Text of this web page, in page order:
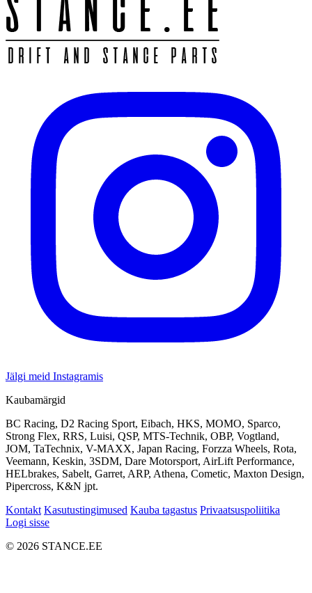
Jälgi meid Instagramis
Kaubamärgid
BC Racing, D2 Racing Sport, Eibach, HKS, MOMO, Sparco,
Strong Flex, RRS, Luisi, QSP, MTS-Technik, OBP, Vogtland,
JOM, TaTechnix, V-MAXX, Japan Racing, Forzza Wheels, Rota,
Veemann, Keskin, 3SDM, Dare Motorsport, AirLift Performance,
HELbrakes, Sabelt, Garret, ARP, Athena, Cometic, Maxton Design,
Pipercross, K&N jpt.
Kontakt Kasutustingimused Kauba tagastus Privaatsuspoliitika
Logi sisse
© 2026 STANCE.EE